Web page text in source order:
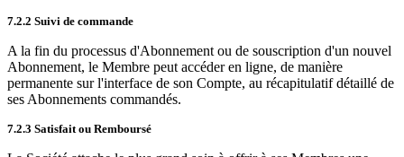
7.2.2 Suivi de commande
A la fin du processus d'Abonnement ou de souscription d'un nouvel
Abonnement, le Membre peut accéder en ligne, de manière
permanente sur l'interface de son Compte, au récapitulatif détaillé de
ses Abonnements commandés.
7.2.3 Satisfait ou Remboursé